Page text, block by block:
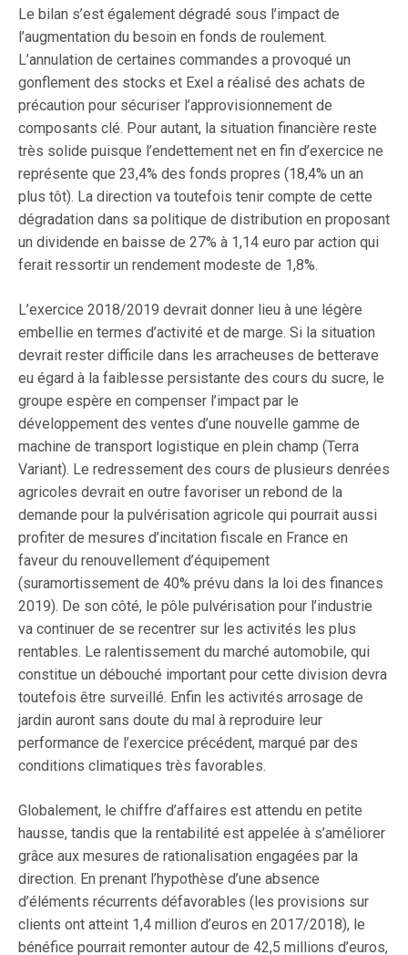
Le bilan s’est également dégradé sous l’impact de
l’augmentation du besoin en fonds de roulement.
L’annulation de certaines commandes a provoqué un
gonflement des stocks et Exel a réalisé des achats de
précaution pour sécuriser l’approvisionnement de
composants clé. Pour autant, la situation financière reste
très solide puisque l’endettement net en fin d’exercice ne
représente que 23,4% des fonds propres (18,4% un an
plus tôt). La direction va toutefois tenir compte de cette
dégradation dans sa politique de distribution en proposant
un dividende en baisse de 27% à 1,14 euro par action qui
ferait ressortir un rendement modeste de 1,8%.
L’exercice 2018/2019 devrait donner lieu à une légère
embellie en termes d’activité et de marge. Si la situation
devrait rester difficile dans les arracheuses de betterave
eu égard à la faiblesse persistante des cours du sucre, le
groupe espère en compenser l’impact par le
développement des ventes d’une nouvelle gamme de
machine de transport logistique en plein champ (Terra
Variant). Le redressement des cours de plusieurs denrées
agricoles devrait en outre favoriser un rebond de la
demande pour la pulvérisation agricole qui pourrait aussi
profiter de mesures d’incitation fiscale en France en
faveur du renouvellement d’équipement
(suramortissement de 40% prévu dans la loi des finances
2019). De son côté, le pôle pulvérisation pour l’industrie
va continuer de se recentrer sur les activités les plus
rentables. Le ralentissement du marché automobile, qui
constitue un débouché important pour cette division devra
toutefois être surveillé. Enfin les activités arrosage de
jardin auront sans doute du mal à reproduire leur
performance de l’exercice précédent, marqué par des
conditions climatiques très favorables.
Globalement, le chiffre d’affaires est attendu en petite
hausse, tandis que la rentabilité est appelée à s’améliorer
grâce aux mesures de rationalisation engagées par la
direction. En prenant l’hypothèse d’une absence
d’éléments récurrents défavorables (les provisions sur
clients ont atteint 1,4 million d’euros en 2017/2018), le
bénéfice pourrait remonter autour de 42,5 millions d’euros,